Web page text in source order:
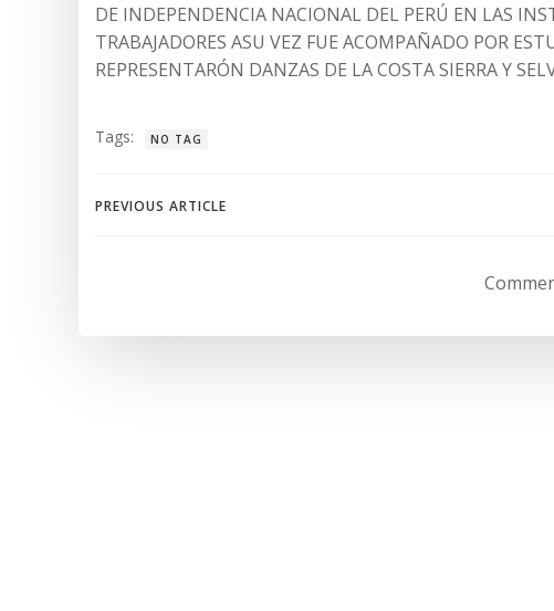
DE INDEPENDENCIA NACIONAL DEL PERÚ EN LAS
TRABAJADORES ASU VEZ FUE ACOMPAÑADO POR
REPRESENTARÓN DANZAS DE LA COSTA SIERRA Y
Tags: NO TAG
Navegación
entradas
PREVIOUS ARTICLE